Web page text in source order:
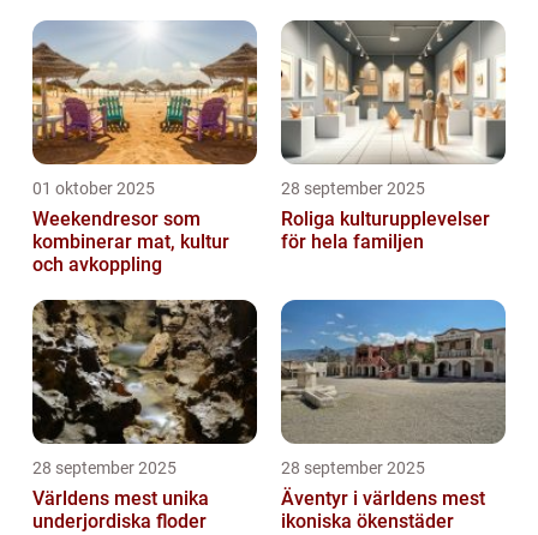
01 oktober 2025
Weekendresor som
kombinerar mat, kultur
och avkoppling
28 september 2025
Roliga kulturupplevelser
för hela familjen
28 september 2025
Världens mest unika
underjordiska floder
28 september 2025
Äventyr i världens mest
ikoniska ökenstäder